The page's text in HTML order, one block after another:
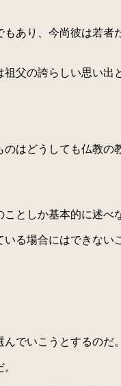
あり、今尚彼は若者
父の誇らしい思い出
はどうしても仏教の
としか基本的に述べ
る場合にはできない
でいこうとするのだ。